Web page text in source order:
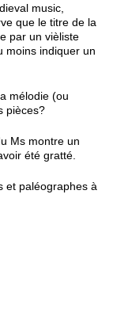
music,
que le titre de la
par un vièliste
moins indiquer un
mélodie (ou
pièces?
Ms montre un
été gratté.
et paléographes à